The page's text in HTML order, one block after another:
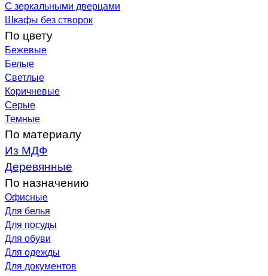
С зеркальными дверцами
Шкафы без створок
По цвету
Бежевые
Белые
Светлые
Коричневые
Серые
Темные
По материалу
Из МДФ
Деревянные
По назначению
Офисные
Для белья
Для посуды
Для обуви
Для одежды
Для документов